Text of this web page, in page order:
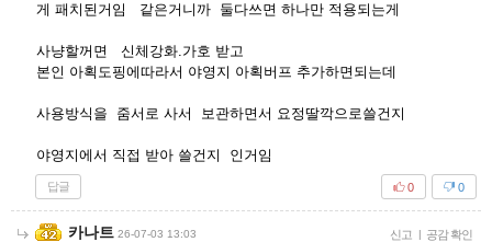
게 패치된거임 같은거니까 둘다쓰면 하나만 적용되는게
사냥할꺼면 신체강화.가호 받고
본인 아획도핑에따라서 야영지 아획버프 추가하면되는데
사용방식을 줌서로 사서 보관하면서 요정딸깍으로쓸건지
야영지에서 직접 받아 쓸건지 인거임
답글 0
0
카나트 26-07-03 13:03 신고 | 공감 확인